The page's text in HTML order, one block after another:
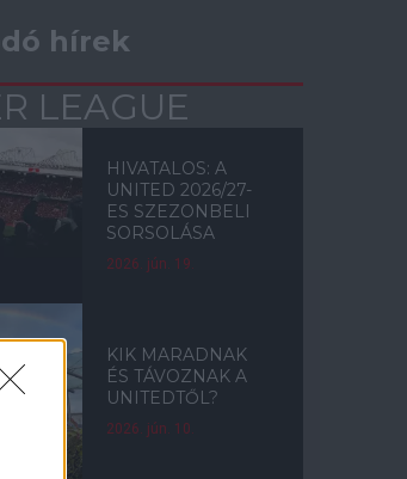
hírek
LEAGUE
HIVATALOS: A
UNITED 2026/27-
ES SZEZONBELI
SORSOLÁSA
2026. jún. 19.
KIK MARADNAK
ÉS TÁVOZNAK A
UNITEDTŐL?
2026. jún. 10.